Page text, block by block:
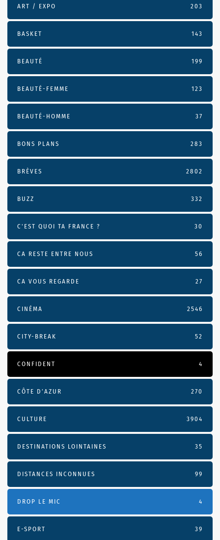
ART / EXPO 203
BASKET 143
BEAUTÉ 199
BEAUTÉ-FEMME 123
BEAUTÉ-HOMME 37
BONS PLANS 283
BRÈVES 2802
BUZZ 332
C'EST QUOI TA FRANCE ? 30
CA RESTE ENTRE NOUS 56
CA VOUS REGARDE 27
CINÉMA 2546
CITY-BREAK 52
CONFIDENT 4
CÔTE D’AZUR 270
CULTURE 3904
DESTINATIONS LOINTAINES 35
DISTANCES INCONNUES 99
DROP LE MIC 4
E-SPORT 39